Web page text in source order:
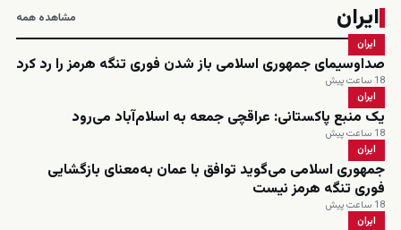
ایران مشاهده همه
ایران
صداوسیمای جمهوری اسلامی باز شدن فوری تنگه هرمز را رد کرد
18 ساعت پیش
ایران
یک منبع پاکستانی: عراقچی جمعه به اسلام‌آباد می‌رود
18 ساعت پیش
ایران
جمهوری اسلامی می‌گوید توافق با عمان به‌معنای بازگشایی
فوری تنگه هرمز نیست
18 ساعت پیش
ایران